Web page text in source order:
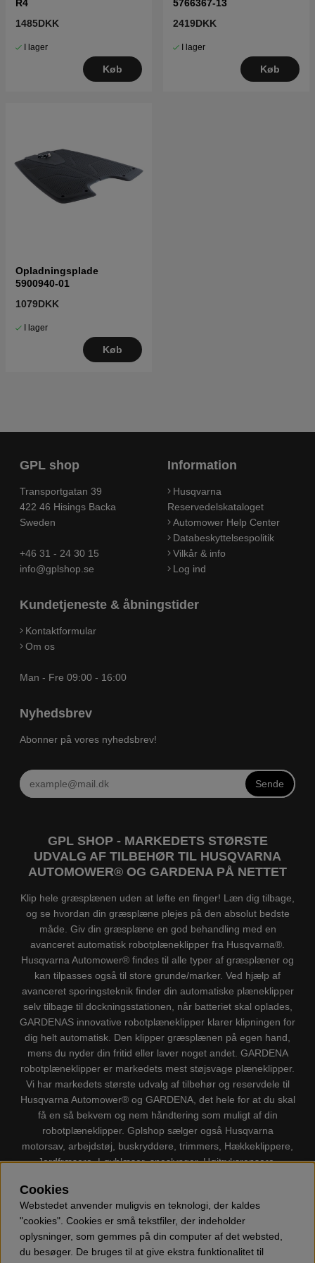
R4
1485DKK
I lager
Køb
5766367-13
2419DKK
I lager
Køb
Opladningsplade
5900940-01
1079DKK
I lager
Køb
GPL shop
Transportgatan 39
422 46 Hisings Backa
Sweden
+46 31 - 24 30 15
info@gplshop.se
Information
Husqvarna
Reservedelskataloget
Automower Help Center
Databeskyttelsespolitik
Vilkår & info
Log ind
Kundetjeneste & åbningstider
Kontaktformular
Om os
Man - Fre 09:00 - 16:00
Nyhedsbrev
Abonner på vores nyhedsbrev!
Sende
GPL SHOP - MARKEDETS STØRSTE
UDVALG AF TILBEHØR TIL HUSQVARNA
AUTOMOWER® OG GARDENA PÅ NETTET
Klip hele græsplænen uden at løfte en finger! Læn dig tilbage,
og se hvordan din græsplæne plejes på den absolut bedste
måde. Giv din græsplæne en god behandling med en
avanceret automatisk robotplæneklipper fra Husqvarna®.
Husqvarna Automower® findes til alle typer af græsplæner og
kan tilpasses også til store grunde/marker. Ved hjælp af
avanceret sporingsteknik finder din automatiske plæneklipper
selv tilbage til dockningsstationen, når batteriet skal oplades,
GARDENAS innovative robotplæneklipper klarer klipningen for
dig helt automatisk. Den klipper græsplænen på egen hand,
mens du nyder din fritid eller laver noget andet. GARDENA
robotplæneklipper er markedets mest støjsvage plæneklipper.
Vi har markedets største udvalg af tilbehør og reservdele til
Husqvarna Automower® og GARDENA, det hele for at du skal
få en så bekvem og nem håndtering som muligt af din
robotplæneklipper. Gplshop sælger også Husqvarna
motorsav, arbejdstøj, buskryddere, trimmers, Hækkeklippere,
Jordfræsere, Løvblæser, sneslynger, Højtryksrensere,
Cookies
Webstedet anvender muligvis en teknologi, der kaldes
"cookies". Cookies er små tekstfiler, der indeholder
oplysninger, som gemmes på din computer af det websted,
du besøger. De bruges til at give ekstra funktionalitet til